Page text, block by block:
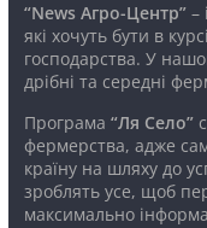
“News Агро-Центр”–
які хочуть бути в
господарства. У
дрібні та середні
Програма “Ля Село”
фермерства, адже
країну на шляху до
зроблять усе, щоб
максимально